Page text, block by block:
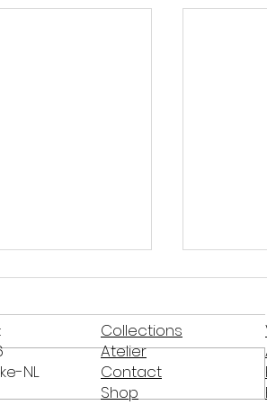
NL
Collections
Atelier
Contact
Shop